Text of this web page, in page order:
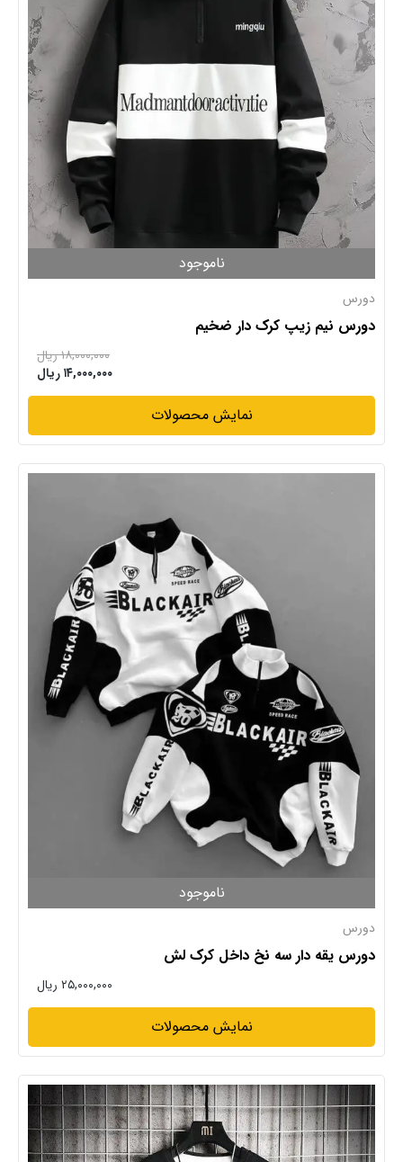
ناموجود
دورس
دورس نیم زیپ کرک دار ضخیم
۱۸,۰۰۰,۰۰۰ ریال
۱۴,۰۰۰,۰۰۰ ریال
نمایش محصولات
ناموجود
دورس
دورس یقه دار سه نخ داخل کرک لش
۲۵,۰۰۰,۰۰۰ ریال
نمایش محصولات